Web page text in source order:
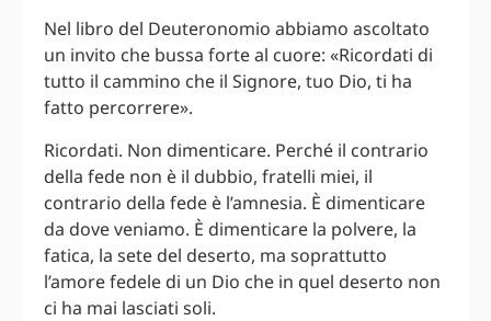
Nel libro del Deuteronomio abbiamo ascoltato
un invito che bussa forte al cuore: «Ricordati di
tutto il cammino che il Signore, tuo Dio, ti ha
fatto percorrere».
Ricordati. Non dimenticare. Perché il contrario
della fede non è il dubbio, fratelli miei, il
contrario della fede è l’amnesia. È dimenticare
da dove veniamo. È dimenticare la polvere, la
fatica, la sete del deserto, ma soprattutto
l’amore fedele di un Dio che in quel deserto non
ci ha mai lasciati soli.